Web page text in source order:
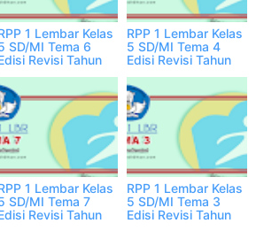
1 Lembar Kelas
SD/MI Tema 6
Revisi Tahun
RPP 1 Lembar Kelas
5 SD/MI Tema 4
Edisi Revisi Tahun
1 Lembar Kelas
SD/MI Tema 7
Revisi Tahun
RPP 1 Lembar Kelas
5 SD/MI Tema 3
Edisi Revisi Tahun